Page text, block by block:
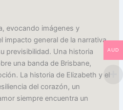
evocando imágenes y
impacto general de la narrativa
previsibilidad. Una historia
una banda de Brisbane,
La historia de Elizabeth y el
del corazón, un
siempre encuentra un
AUD